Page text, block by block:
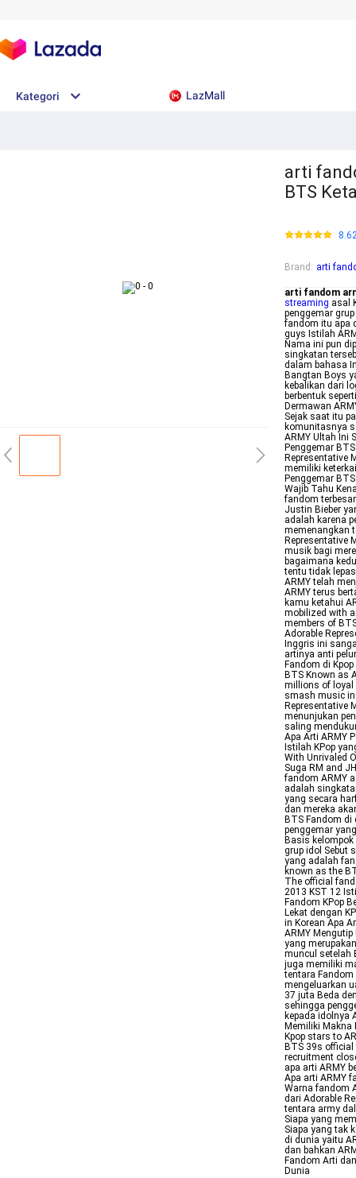
Kategori LazMall
arti
BTS
Brand : arti
arti fandom
streaming asal
penggemar
fandom itu apa
guys Istilah
Nama ini pun
singkatan
dalam bahasa
Bangtan Boys
kebalikan dari
berbentuk
Dermawan
Sejak saat itu
komunitasnya
ARMY Ultah Ini
Penggemar
Representative
memiliki
Penggemar
Wajib Tahu
fandom
Justin Bieber
adalah karena
memenangkan
Representative
musik bagi
bagaimana
tentu tidak
ARMY telah
ARMY terus
kamu ketahui
mobilized with
members of
Adorable
Inggris ini
artinya anti
Fandom di
BTS Known as
millions of loyal
smash music
Representative
menunjukan
saling
Apa Arti ARMY
Istilah KPop
With Unrivaled
Suga RM and
fandom ARMY
adalah
yang secara
dan mereka
BTS Fandom
penggemar
Basis
grup idol Sebut
yang adalah
known as the
The official
2013 KST 12
Fandom KPop
Lekat dengan
in Korean Apa
ARMY
yang
muncul setelah
juga memiliki
tentara Fandom
mengeluarkan
37 juta Beda
sehingga
kepada idolnya
Memiliki Makna
Kpop stars to
BTS 39s
recruitment
apa arti ARMY
Apa arti ARMY
Warna fandom
dari Adorable
tentara army
Siapa yang
Siapa yang tak
di dunia yaitu
dan bahkan
Fandom Arti
Dunia